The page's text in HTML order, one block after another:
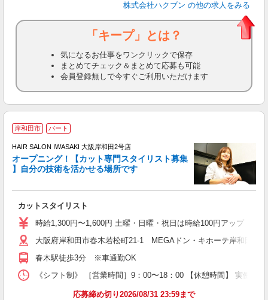
株式会社ハクブン の他の求人をみる
「キープ」とは？
気になるお仕事をワンクリックで保存
まとめてチェック＆まとめて応募も可能
会員登録無しで今すぐご利用いただけます
岸和田市 パート
HAIR SALON IWASAKI 大阪岸和田2号店
オープニング！【カット専門スタイリスト募集
】自分の技術を活かせる場所です
カットスタイリスト
時給1,300円〜1,600円 土曜・日曜・祝日は時給100円アップ ※資
大阪府岸和田市春木若松町21-1 MEGAドン・キホーテ岸和田店1
春木駅徒歩3分 ※車通勤OK
《シフト制》 ［営業時間］9：00〜18：00 【休憩時間】 実働6
応募締め切り2026/08/31 23:59まで